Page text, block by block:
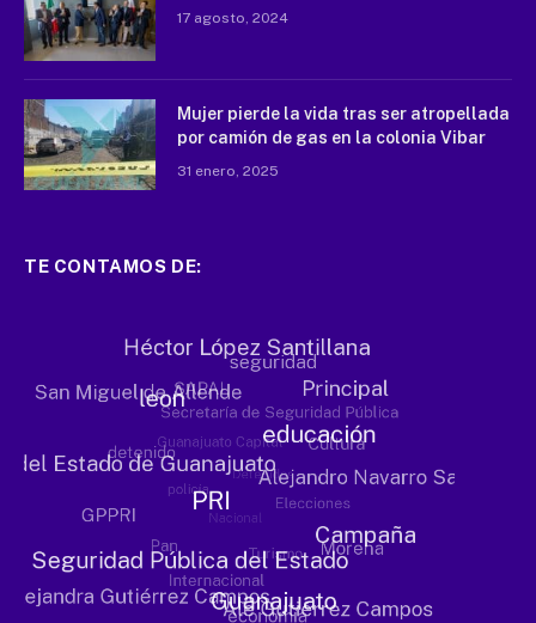
17 agosto, 2024
Mujer pierde la vida tras ser atropellada
por camión de gas en la colonia Vibar
31 enero, 2025
TE CONTAMOS DE: